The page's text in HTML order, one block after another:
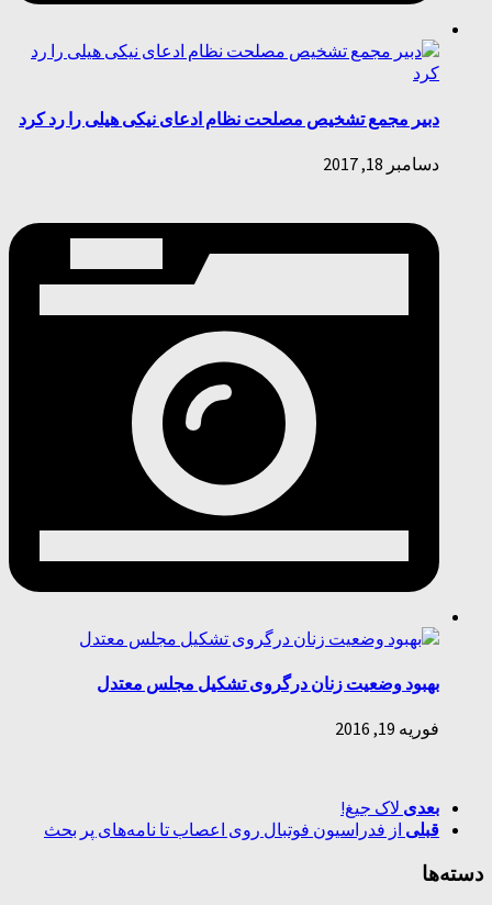
دبیر مجمع تشخیص مصلحت نظام ادعای نیکی هیلی را رد کرد
دسامبر 18, 2017
بهبود وضعیت زنان درگروی تشکیل مجلس معتدل
فوریه 19, 2016
بعدی لاک جیغ!
قبلی از فدراسیون فوتبال روی اعصاب تا نامه‌های پر بحث
دسته‌ها